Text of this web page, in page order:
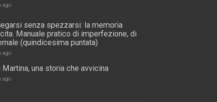
ago
senza spezzarsi: la memoria
Manuale pratico di imperfezione, di
(quindicesima puntata)
ago
una storia che avvicina
ago